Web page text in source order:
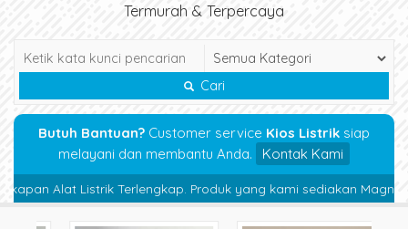
Termurah & Terpercaya
Cari
Butuh Bantuan? Customer service Kios Listrik siap
melayani dan membantu Anda.
Kontak Kami
Listrik Terlengkap. Produk yang kami sediakan Magnetic